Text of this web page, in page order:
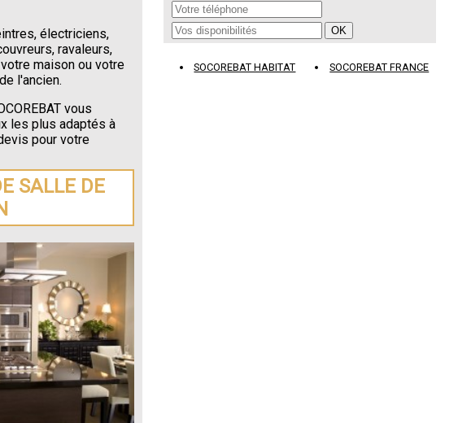
électriciens,
ravaleurs,
maison ou votre
l'ancien.
vous
les plus adaptés à
pour votre
SALLE DE
SOCOREBAT HABITAT SOCOREBAT FRANCE